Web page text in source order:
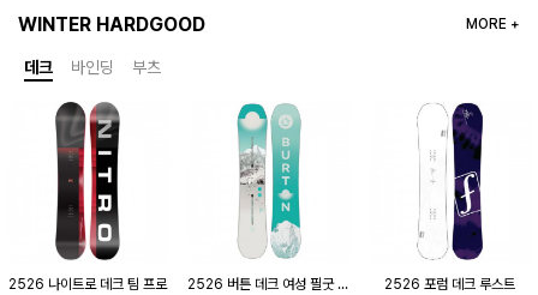
WINTER HARDGOOD MORE +
데크 바인딩 부츠
2526 나이트로 데크 팀 프로 2526 버튼 데크 여성 필굿 FIRST TRACKS 2526 포럼 데크 루스트